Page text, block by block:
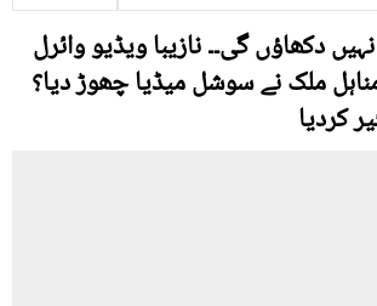
دکھاؤں گی۔۔ نازیبا ویڈیو وائرل
ملک نے سوشل میڈیا چھوڑ دیا؟
کردیا